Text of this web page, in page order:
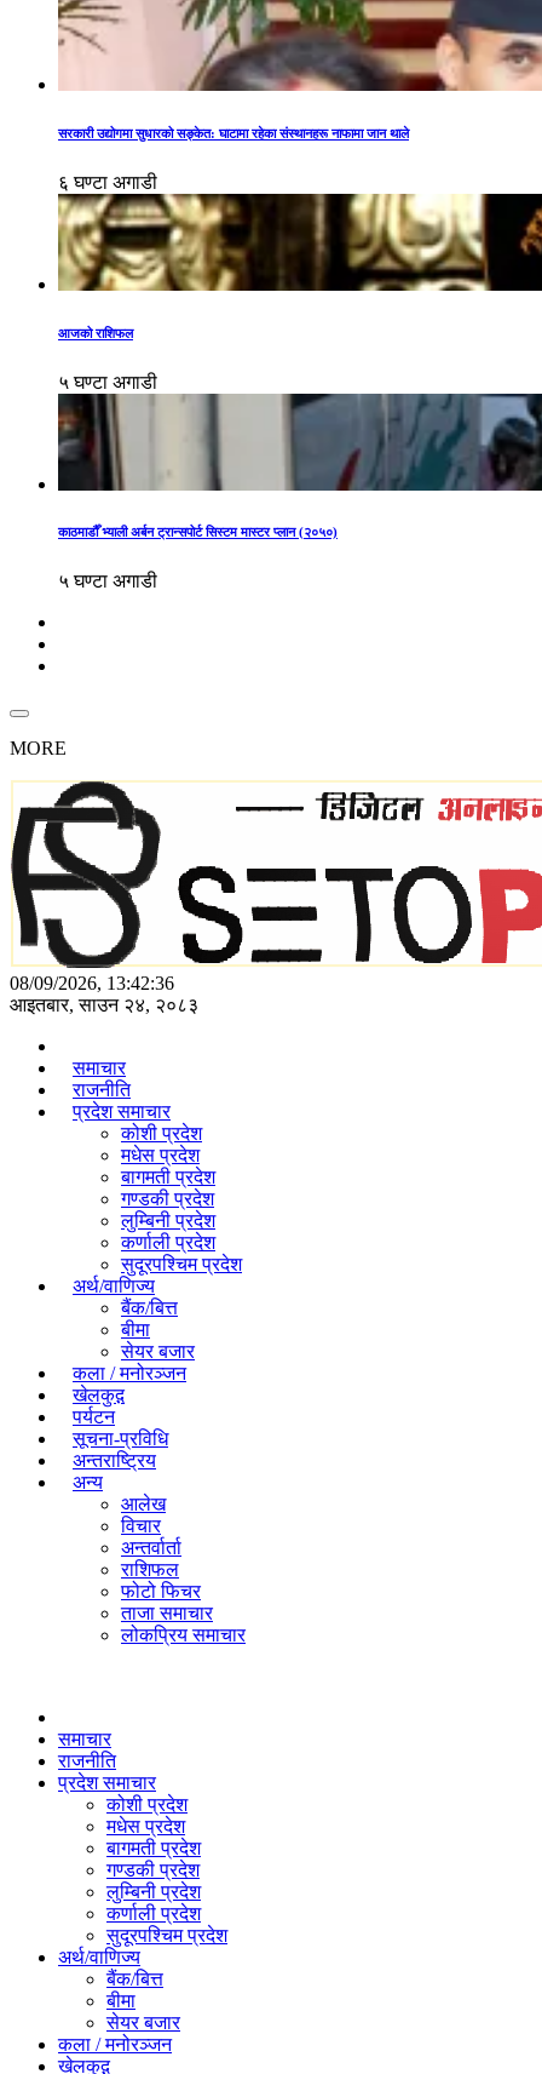
सरकारी उद्योगमा सुधारको सङ्केत: घाटामा रहेका संस्थानहरू नाफामा जान थाले
६ घण्टा अगाडी
आजको राशिफल
५ घण्टा अगाडी
काठमाडौँ भ्याली अर्बन ट्रान्सपोर्ट सिस्टम मास्टर प्लान (२०५०)
५ घण्टा अगाडी
MORE
08/09/2026, 13:42:36
आइतबार, साउन २४, २०८३
समाचार
राजनीति
प्रदेश समाचार
कोशी प्रदेश
मधेस प्रदेश
बागमती प्रदेश
गण्डकी प्रदेश
लुम्बिनी प्रदेश
कर्णाली प्रदेश
सुदूरपश्चिम प्रदेश
अर्थ/वाणिज्य
बैंक/बित्त
बीमा
सेयर बजार
कला / मनोरञ्जन
खेलकुद़़
पर्यटन
सूचना-प्रविधि
अन्तराष्ट्रिय
अन्य
आलेख
विचार
अन्तर्वार्ता
राशिफल
फोटो फिचर
ताजा समाचार
लोकप्रिय समाचार
समाचार
राजनीति
प्रदेश समाचार
कोशी प्रदेश
मधेस प्रदेश
बागमती प्रदेश
गण्डकी प्रदेश
लुम्बिनी प्रदेश
कर्णाली प्रदेश
सुदूरपश्चिम प्रदेश
अर्थ/वाणिज्य
बैंक/बित्त
बीमा
सेयर बजार
कला / मनोरञ्जन
खेलकुद़़